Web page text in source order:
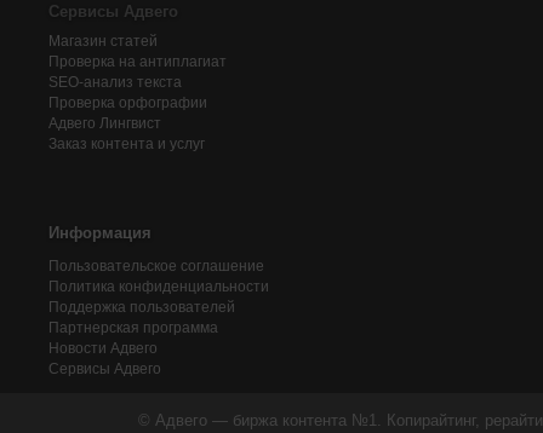
Сервисы Адвего
Магазин статей
Проверка на антиплагиат
SEO-анализ текста
Проверка орфографии
Адвего Лингвист
Заказ контента и услуг
Информация
Пользовательское соглашение
Политика конфиденциальности
Поддержка пользователей
Партнерская программа
Новости Адвего
Сервисы Адвего
© Адвего — биржа контента №1. Копирайтинг,